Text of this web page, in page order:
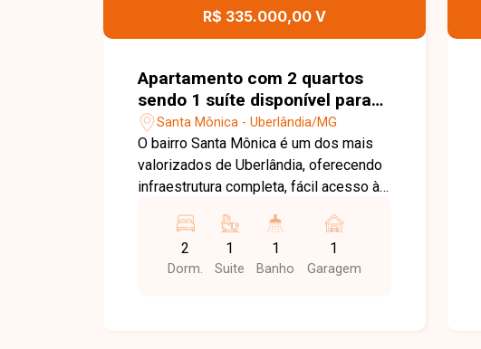
R$ 335.000,00 V
Apartamento com 2 quartos
sendo 1 suíte disponível para
venda no bairro Santa Mônica
em Uberlândia-MG
Santa Mônica - Uberlândia/MG
O bairro Santa Mônica é um dos mais
valorizados de Uberlândia, oferecendo
infraestrutura completa, fácil acesso às
com universidades, supermercados,
escolas, farmácias e diversos
comércios. Uma excelente localização
2
Dorm.
1
Suite
1
Banho
1
Garagem